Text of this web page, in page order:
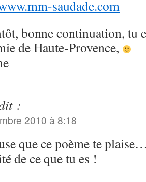
saudade.com
bonne continuation, tu
de Haute-Provence,
:
2010 à 8:18
que ce poème te
de ce que tu es !